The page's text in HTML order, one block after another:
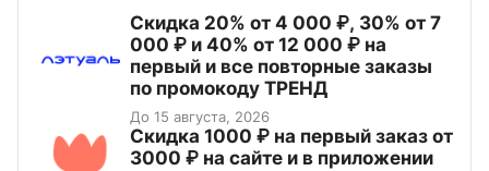
Скидка 20% от 4 000 ₽, 30% от 7
000 ₽ и 40% от 12 000 ₽ на
первый и все повторные заказы
по промокоду ТРЕНД
До 15 августа, 2026
Скидка 1000 ₽ на первый заказ от
3000 ₽ на сайте и в приложении